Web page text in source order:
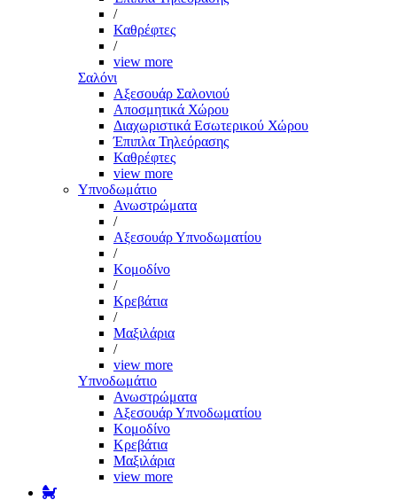
/
Καθρέφτες
/
view more
Σαλόνι
Αξεσουάρ Σαλονιού
Αποσμητικά Χώρου
Διαχωριστικά Εσωτερικού Χώρου
Έπιπλα Τηλεόρασης
Καθρέφτες
view more
Υπνοδωμάτιο
Ανωστρώματα
/
Αξεσουάρ Υπνοδωματίου
/
Κομοδίνο
/
Κρεβάτια
/
Μαξιλάρια
/
view more
Υπνοδωμάτιο
Ανωστρώματα
Αξεσουάρ Υπνοδωματίου
Κομοδίνο
Κρεβάτια
Μαξιλάρια
view more